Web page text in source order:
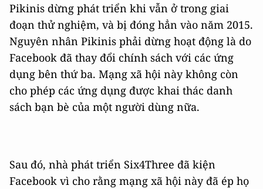
Pikinis dừng phát triển khi vẫn ở trong giai
đoạn thử nghiệm, và bị đóng hẳn vào năm 2015.
Nguyên nhân Pikinis phải dừng hoạt động là do
Facebook đã thay đổi chính sách với các ứng
dụng bên thứ ba. Mạng xã hội này không còn
cho phép các ứng dụng được khai thác danh
sách bạn bè của một người dùng nữa.
Sau đó, nhà phát triển Six4Three đã kiện
Facebook vì cho rằng mạng xã hội này đã ép họ